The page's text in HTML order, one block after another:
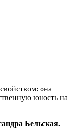
она
юность на
Бельская.